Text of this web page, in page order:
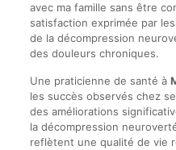
avec ma famille sans être
satisfaction exprimée par
de la décompression
des douleurs chroniques.
Une praticienne de santé à
les succès observés chez
des améliorations
la décompression
reflètent une qualité de vie